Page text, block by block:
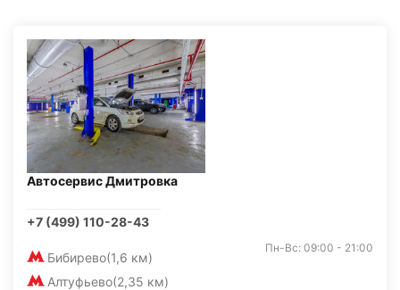
Автосервис Дмитровка
+7 (499) 110-28-43
Бибирево(1,6 км)
Алтуфьево(2,35 км)
Пн-Вс: 09:00 - 21:00